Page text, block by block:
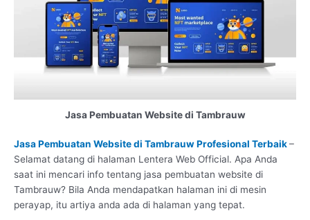
Jasa Pembuatan Website di Tambrauw
Jasa Pembuatan Website di Tambrauw Profesional Terbaik–
Selamat datang di halaman Lentera Web Official. Apa Anda
saat ini mencari info tentang jasa pembuatan website di
Tambrauw? Bila Anda mendapatkan halaman ini di mesin
perayap, itu artiya anda ada di halaman yang tepat.